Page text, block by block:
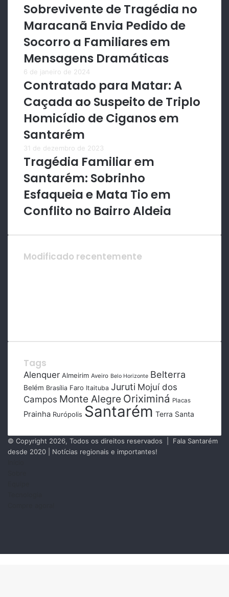
Sobrevivente de Tragédia no
Maracanã Envia Pedido de
Socorro a Familiares em
Mensagens Dramáticas
6 de janeiro de 2024
Contratado para Matar: A
Caçada ao Suspeito de Triplo
Homicídio de Ciganos em
Santarém
31 de dezembro de 2023
Tragédia Familiar em
Santarém: Sobrinho
Esfaqueia e Mata Tio em
Conflito no Bairro Aldeia
Modificado recentemente
Tags
Alenquer Almeirim Aveiro Belo Horizonte Belterra
Belém Brasília Faro Itaituba Juruti Mojuí dos
Campos Monte Alegre Oriximiná Placas
Prainha Rurópolis Santarém Terra Santa
© Copyright 2026, Todos os direitos reservados | Fala Santarém
desde 2020 | Notícias regionais e importantes!